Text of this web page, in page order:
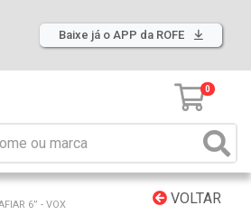
Baixe já o APP da ROFE
0
VOLTAR
6” - VOX